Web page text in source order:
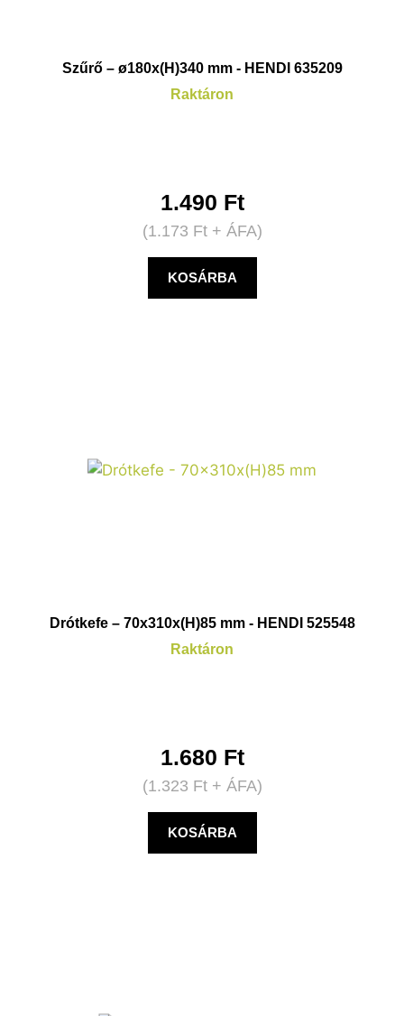
Szűrő – ø180x(H)340 mm - HENDI 635209
Raktáron
1.490 Ft
(1.173 Ft+ ÁFA)
KOSÁRBA
Drótkefe – 70x310x(H)85 mm - HENDI 525548
Raktáron
1.680 Ft
(1.323 Ft+ ÁFA)
KOSÁRBA